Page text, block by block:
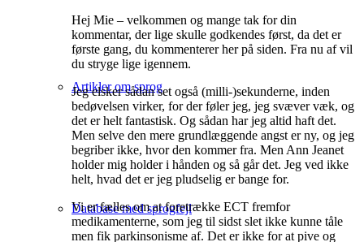
Artikler om sprog
Database med sprogfejl
Hej Mie – velkommen og mange tak for din
kommentar, der lige skulle godkendes først, da det er
første gang, du kommenterer her på siden. Fra nu af vil
du stryge lige igennem.
Jeg elsker sådan set også (milli-)sekunderne, inden
bedøvelsen virker, for der føler jeg, jeg svæver væk, og
det er helt fantastisk. Og sådan har jeg altid haft det.
Men selve den mere grundlæggende angst er ny, og jeg
begriber ikke, hvor den kommer fra. Men Ann Jeanet
holder mig holder i hånden og så går det. Jeg ved ikke
helt, hvad det er jeg pludselig er bange for.
Vi er fælles om at foretrække ECT fremfor
medikamenterne, som jeg til sidst slet ikke kunne tåle
men fik parkinsonisme af. Det er ikke for at pive og